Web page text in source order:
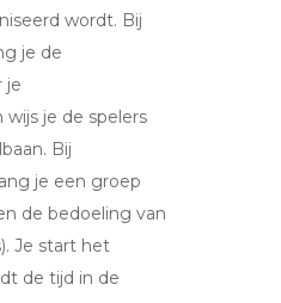
wordt. Bij
je de
je
je de spelers
Bij
je een groep
de bedoeling van
Je start het
de tijd in de